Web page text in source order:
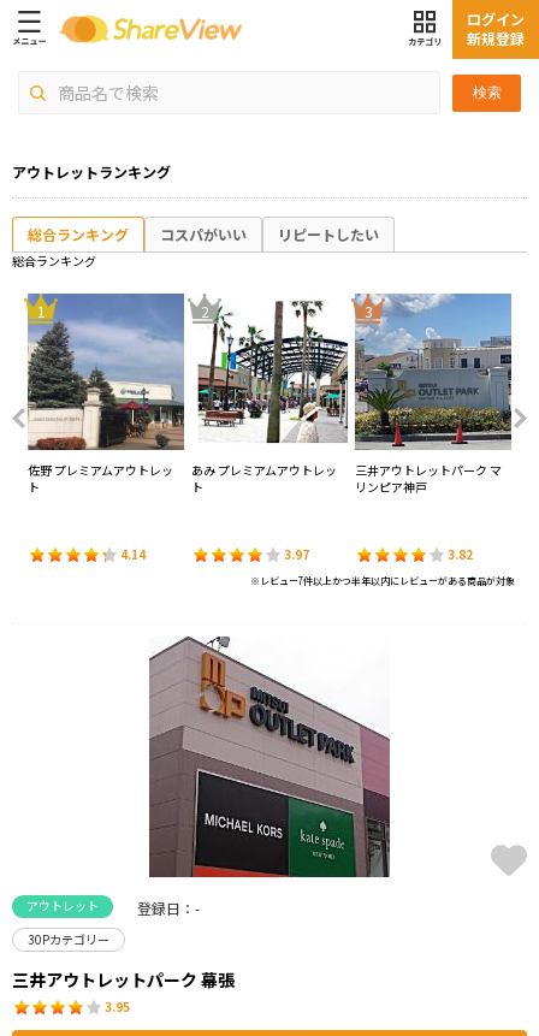
検索
ログイン
新規登録
アウトレットランキング
総合ランキング コスパがいい リピートしたい
総合ランキング
1
佐野 プレミアムアウトレッ
ト
4.14
2
あみ プレミアムアウトレッ
ト
3.97
3
三井アウトレットパーク マ
リンピア神戸
3.82
※レビュー7件以上かつ半年以内にレビューがある商品が対象
アウトレット 登録日：-
30Pカテゴリー
三井アウトレットパーク 幕張
3.95